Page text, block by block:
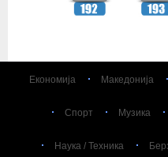
Економија Македонија
Спорт Музика
Наука / Техника